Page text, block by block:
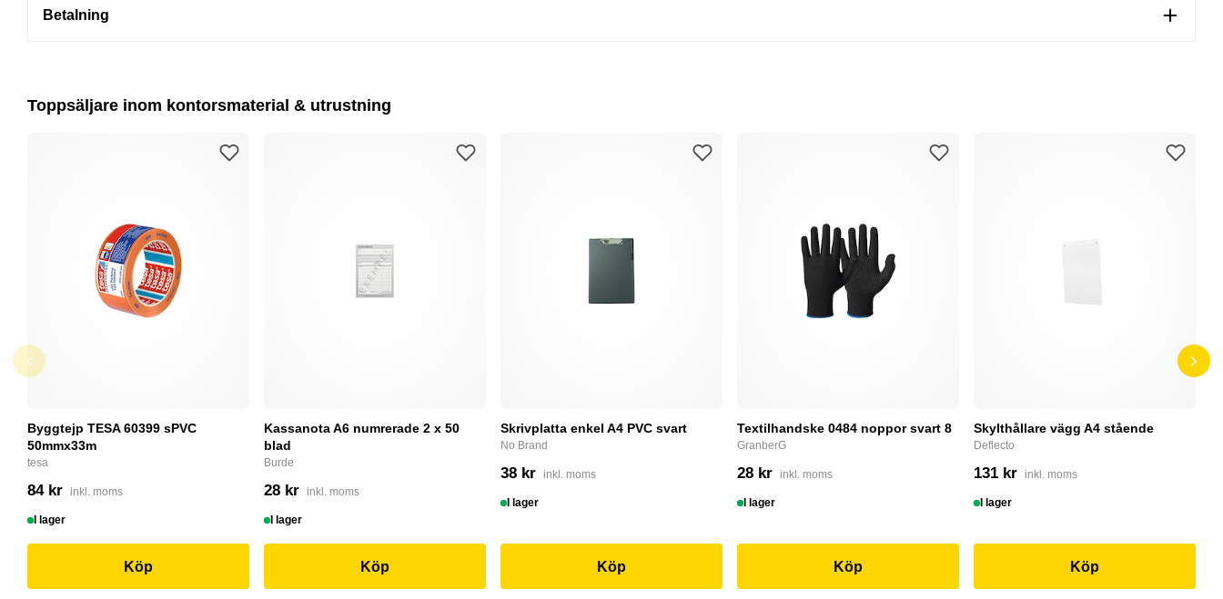
Betalning
Toppsäljare inom kontorsmaterial & utrustning
Byggtejp TESA 60399 sPVC
50mmx33m
tesa
84 kr inkl. moms
I lager
Köp
Kassanota A6 numrerade 2 x 50
blad
Burde
28 kr inkl. moms
I lager
Köp
Skrivplatta enkel A4 PVC svart
No Brand
38 kr inkl. moms
I lager
Köp
Textilhandske 0484 noppor svart 8
GranberG
28 kr inkl. moms
I lager
Köp
Skylthållare vägg A4 stående
Deflecto
131 kr inkl. moms
I lager
Köp